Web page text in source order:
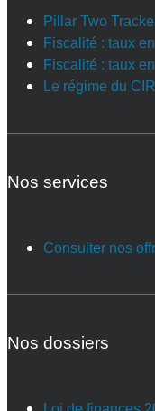
Pillar Two
Fiscalité : taux
Fiscalité : taux
Le régime du CIR
Nos services
Consulter nos
Nos dossiers